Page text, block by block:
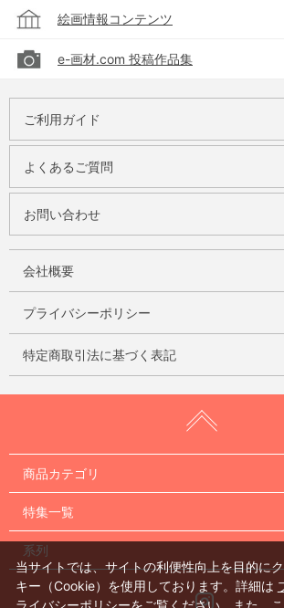
絵画情報コンテンツ
e-画材.com 投稿作品集
ご利用ガイド
よくあるご質問
お問い合わせ
会社概要
プライバシーポリシー
特定商取引法に基づく表記
商品カテゴリ
特集一覧
系列
当サイトでは、サイトの利便性向上を目的に
キー（Cookie）を使用しております。詳細は